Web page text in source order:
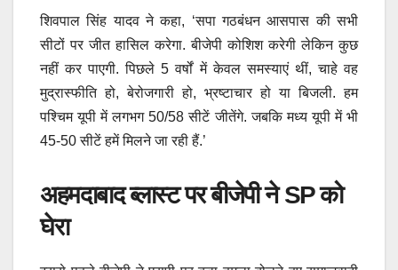
शिवपाल सिंह यादव ने कहा, ‘सपा गठबंधन आसपास की सभी
सीटों पर जीत हासिल करेगा. बीजेपी कोशिश करेगी लेकिन कुछ
नहीं कर पाएगी. पिछले 5 वर्षों में केवल समस्याएं थीं, चाहे वह
मुद्रास्फीति हो, बेरोजगारी हो, भ्रष्टाचार हो या बिजली. हम
पश्चिम यूपी में लगभग 50/58 सीटें जीतेंगे. जबकि मध्य यूपी में भी
45-50 सीटें हमें मिलने जा रही हैं.’
अहमदाबाद ब्लास्ट पर बीजेपी ने SP को
घेरा